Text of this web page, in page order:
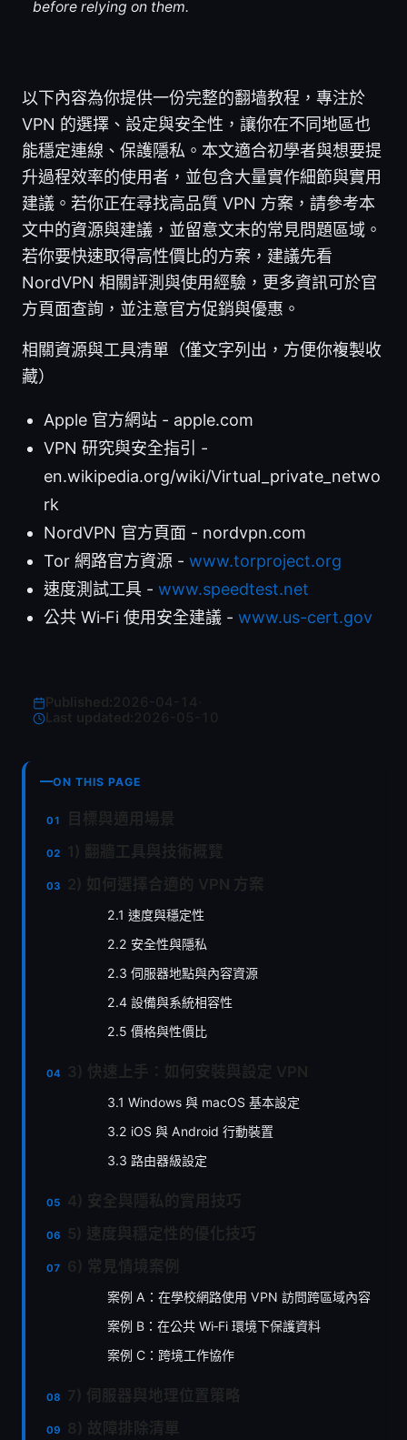
before relying on them.
以下內容為你提供一份完整的翻墙教程，專注於
VPN 的選擇、設定與安全性，讓你在不同地區也
能穩定連線、保護隱私。本文適合初學者與想要提
升過程效率的使用者，並包含大量實作細節與實用
建議。若你正在尋找高品質 VPN 方案，請參考本
文中的資源與建議，並留意文末的常見問題區域。
若你要快速取得高性價比的方案，建議先看
NordVPN 相關評測與使用經驗，更多資訊可於官
方頁面查詢，並注意官方促銷與優惠。
相關資源與工具清單（僅文字列出，方便你複製收
藏）
Apple 官方網站 - apple.com
VPN 研究與安全指引 -
en.wikipedia.org/wiki/Virtual_private_netwo
rk
NordVPN 官方頁面 - nordvpn.com
Tor 網路官方資源 - www.torproject.org
速度測試工具 - www.speedtest.net
公共 Wi‑Fi 使用安全建議 - www.us-cert.gov
Last updated:
ON THIS PAGE
2.1 速度與穩定性
2.2 安全性與隱私
2.3 伺服器地點與內容資源
2.4 設備與系統相容性
2.5 價格與性價比
3.1 Windows 與 macOS 基本設定
3.2 iOS 與 Android 行動裝置
3.3 路由器級設定
案例 A：在學校網路使用 VPN 訪問跨區域內容
案例 B：在公共 Wi‑Fi 環境下保護資料
案例 C：跨境工作協作